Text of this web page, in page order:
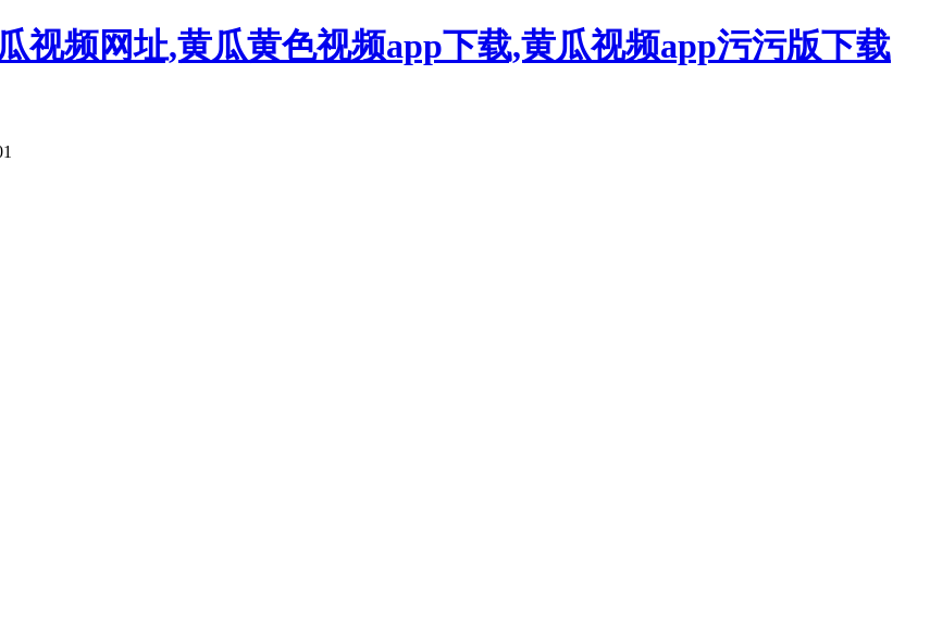
视频网址,黄瓜黄色视频app下载,黄瓜视频app污污版下载